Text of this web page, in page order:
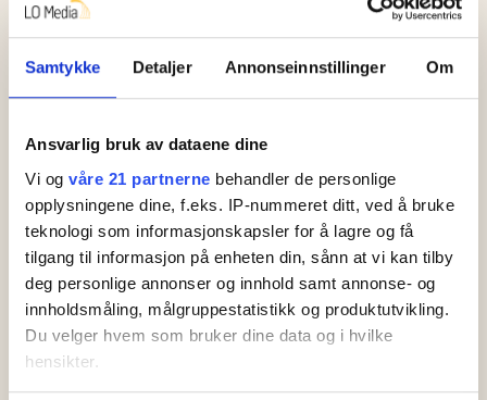
Samtykke Detaljer Annonseinnstillinger Om
Ansvarlig bruk av dataene dine
Vi og våre 21 partnerne behandler de personlige
opplysningene dine, f.eks. IP-nummeret ditt, ved å bruke
teknologi som informasjonskapsler for å lagre og få
tilgang til informasjon på enheten din, sånn at vi kan tilby
deg personlige annonser og innhold samt annonse- og
innholdsmåling, målgruppestatistikk og produktutvikling.
Du velger hvem som bruker dine data og i hvilke
hensikter.
Tillitsvalgte måtte
samarbeide tettere med
ledelsen – sykefraværet
gikk ned og